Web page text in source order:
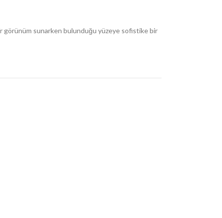
görünüm sunarken bulunduğu yüzeye sofistike bir